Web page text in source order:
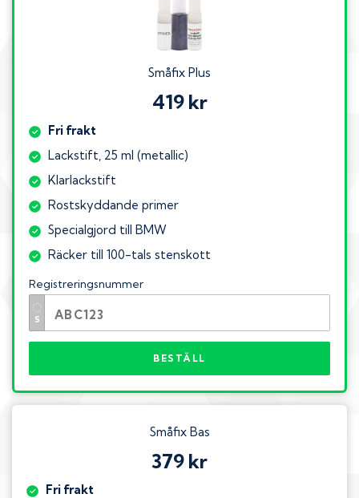
Småfix Plus
419 kr
Fri frakt
Lackstift, 25 ml (metallic)
Klarlackstift
Rostskyddande primer
Specialgjord till BMW
Räcker till 100-tals stenskott
Registreringsnummer
BESTÄLL
Småfix Bas
379 kr
Fri frakt